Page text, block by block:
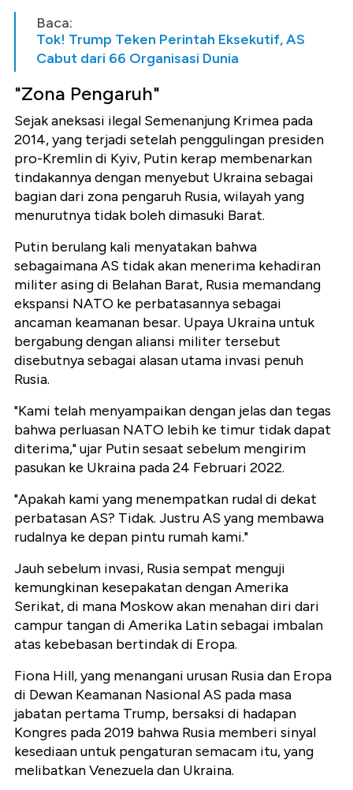
Baca:
Tok! Trump Teken Perintah Eksekutif, AS
Cabut dari 66 Organisasi Dunia
"Zona Pengaruh"
Sejak aneksasi ilegal Semenanjung Krimea pada
2014, yang terjadi setelah penggulingan presiden
pro-Kremlin di Kyiv, Putin kerap membenarkan
tindakannya dengan menyebut Ukraina sebagai
bagian dari zona pengaruh Rusia, wilayah yang
menurutnya tidak boleh dimasuki Barat.
Putin berulang kali menyatakan bahwa
sebagaimana AS tidak akan menerima kehadiran
militer asing di Belahan Barat, Rusia memandang
ekspansi NATO ke perbatasannya sebagai
ancaman keamanan besar. Upaya Ukraina untuk
bergabung dengan aliansi militer tersebut
disebutnya sebagai alasan utama invasi penuh
Rusia.
"Kami telah menyampaikan dengan jelas dan tegas
bahwa perluasan NATO lebih ke timur tidak dapat
diterima," ujar Putin sesaat sebelum mengirim
pasukan ke Ukraina pada 24 Februari 2022.
"Apakah kami yang menempatkan rudal di dekat
perbatasan AS? Tidak. Justru AS yang membawa
rudalnya ke depan pintu rumah kami."
Jauh sebelum invasi, Rusia sempat menguji
kemungkinan kesepakatan dengan Amerika
Serikat, di mana Moskow akan menahan diri dari
campur tangan di Amerika Latin sebagai imbalan
atas kebebasan bertindak di Eropa.
Fiona Hill, yang menangani urusan Rusia dan Eropa
di Dewan Keamanan Nasional AS pada masa
jabatan pertama Trump, bersaksi di hadapan
Kongres pada 2019 bahwa Rusia memberi sinyal
kesediaan untuk pengaturan semacam itu, yang
melibatkan Venezuela dan Ukraina.